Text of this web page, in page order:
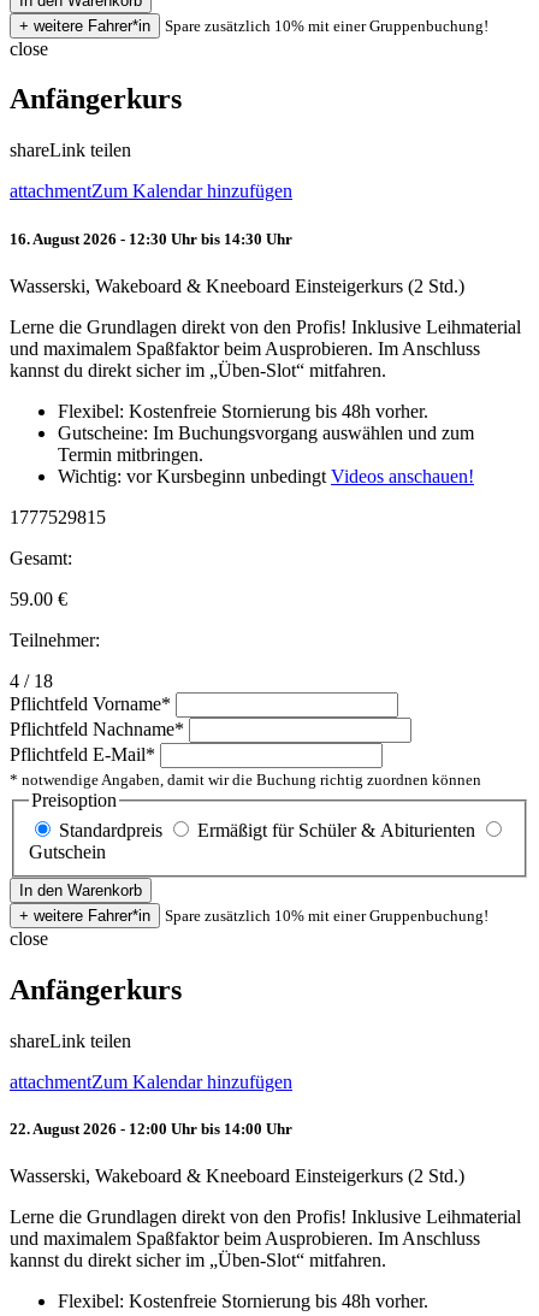
Spare zusätzlich 10% mit einer Gruppenbuchung!
close
Anfängerkurs
shareLink teilen
attachmentZum Kalendar hinzufügen
16. August 2026 - 12:30 Uhr bis 14:30 Uhr
Wasserski, Wakeboard & Kneeboard Einsteigerkurs (2 Std.)
Lerne die Grundlagen direkt von den Profis! Inklusive Leihmaterial
und maximalem Spaßfaktor beim Ausprobieren. Im Anschluss
kannst du direkt sicher im „Üben-Slot“ mitfahren.
Flexibel: Kostenfreie Stornierung bis 48h vorher.
Gutscheine: Im Buchungsvorgang auswählen und zum
Termin mitbringen.
Wichtig: vor Kursbeginn unbedingt Videos anschauen!
1777529815
Gesamt:
59.00 €
Teilnehmer:
4 / 18
Pflichtfeld Vorname*
Pflichtfeld Nachname*
Pflichtfeld E-Mail*
* notwendige Angaben, damit wir die Buchung richtig zuordnen können
Preisoption
Standardpreis
Ermäßigt für Schüler & Abiturienten
Gutschein
Spare zusätzlich 10% mit einer Gruppenbuchung!
close
Anfängerkurs
shareLink teilen
attachmentZum Kalendar hinzufügen
22. August 2026 - 12:00 Uhr bis 14:00 Uhr
Wasserski, Wakeboard & Kneeboard Einsteigerkurs (2 Std.)
Lerne die Grundlagen direkt von den Profis! Inklusive Leihmaterial
und maximalem Spaßfaktor beim Ausprobieren. Im Anschluss
kannst du direkt sicher im „Üben-Slot“ mitfahren.
Flexibel: Kostenfreie Stornierung bis 48h vorher.